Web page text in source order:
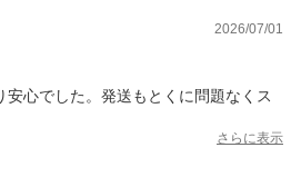
2026/07/01
心でした。発送もとくに問題なくス
さらに表示